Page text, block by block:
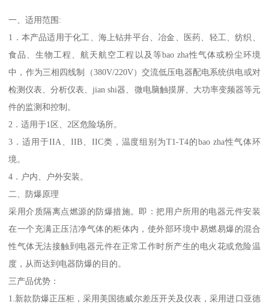
一、适用范围:
1．本产品适用于化工、海上钻井平台、冶金、医药、轻工、纺织、
食品、生物工程、航天航空工程以及等bao zha性气体或粉尘环境
中，作为三相四线制（380V/220V）交流低压电器配电系统供电或对
检测仪表、分析仪表、jian shi器、微电脑触摸屏、大功率变频器等元
件的监测和控制。
2．适用于1区、2区危险场所。
3．适用于IIA、IIB、IIC类，温度组别为T1-T4的bao zha性气体环
境。
4．户内、户外安装。
二、防爆原理
采用介质隔离点燃源的防爆措施。即：把用户所用的电器元件安装
在一个充满正压洁净气体的柜体内，使外部环境中易燃易爆的混合
性气体无法接触到电器元件在正常工作时所产生的电火花或危险温
度，从而达到电器防爆的目的。
三产品优势：
1.新款防爆正压柜，采用美国德威尔差压开关及仪表，采用进口亚德